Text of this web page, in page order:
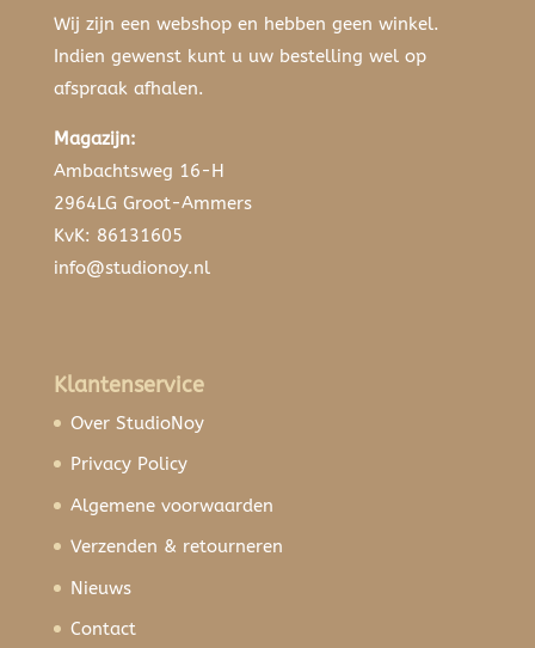
Wij zijn een webshop en hebben geen winkel.
Indien gewenst kunt u uw bestelling wel op
afspraak afhalen.
Magazijn:
Ambachtsweg 16-H
2964LG Groot-Ammers
KvK: 86131605
info@studionoy.nl
Klantenservice
Over StudioNoy
Privacy Policy
Algemene voorwaarden
Verzenden & retourneren
Nieuws
Contact